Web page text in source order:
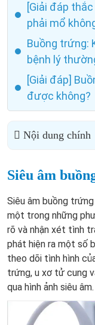
[Giải đáp
phải mổ
Buồng trứng:
bệnh lý
[Giải đáp]
được không?
Nội dung chính
Siêu âm
Siêu âm buồng
một trong những
rõ và nhận xét tình
phát hiện ra một số
theo dõi tình hình
trứng, u xơ tử cung
qua hình ảnh siêu âm.